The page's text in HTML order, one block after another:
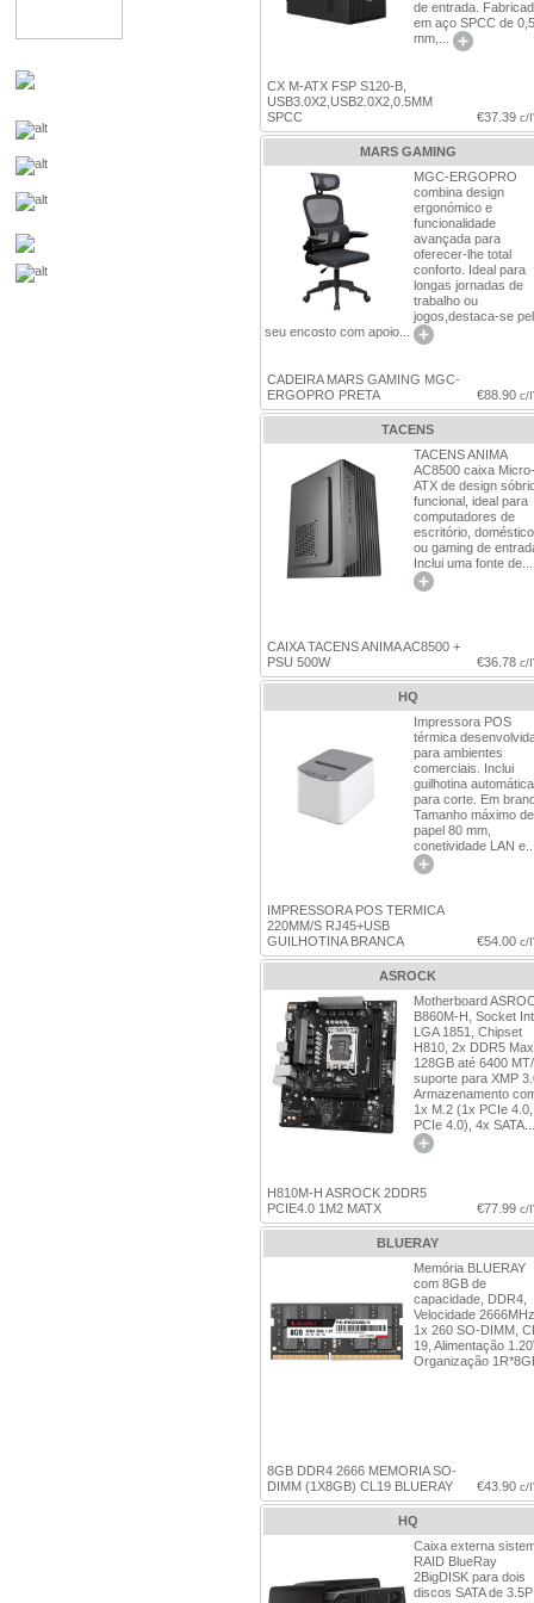
de entrada.
em aço SPCC de 0,5
mm,...
CX M-ATX FSP S120-B,
USB3.0X2,USB2.0X2,0.5MM
SPCC
€37.39 c/
MARS GAMING
MGC-ERGOPRO
combina design
ergonómico e
funcionalidade
avançada para
oferecer-lhe total
conforto. Ideal para
longas jornadas de
trabalho ou
jogos,destaca-se
seu encosto com apoio...
CADEIRA MARS GAMING MGC-
ERGOPRO PRETA
€88.90 c/
TACENS
TACENS ANIMA
AC8500 caixa Micro-
ATX de design
funcional, ideal para
computadores de
escritório,
ou gaming de
Inclui uma fonte de...
CAIXA TACENS ANIMA AC8500 +
PSU 500W
€36.78 c/
HQ
Impressora POS
térmica
para ambientes
comerciais. Inclui
guilhotina automática
para corte. Em
Tamanho máximo de
papel 80 mm,
conetividade LAN
IMPRESSORA POS TERMICA
220MM/S RJ45+USB
GUILHOTINA BRANCA
€54.00 c/
ASROCK
Motherboard
B860M-H, Socket
LGA 1851, Chipset
H810, 2x DDR5
128GB até 6400
suporte para XMP
Armazenamento
1x M.2 (1x PCIe
PCIe 4.0), 4x SATA...
H810M-H ASROCK 2DDR5
PCIE4.0 1M2 MATX
€77.99 c/
BLUERAY
Memória BLUERAY
com 8GB de
capacidade, DDR4,
Velocidade
1x 260 SO-DIMM,
19, Alimentação
Organização
8GB DDR4 2666 MEMORIA SO-
DIMM (1X8GB) CL19 BLUERAY
€43.90 c/
HQ
Caixa externa
RAID BlueRay
2BigDISK para dois
discos SATA de 3.5P